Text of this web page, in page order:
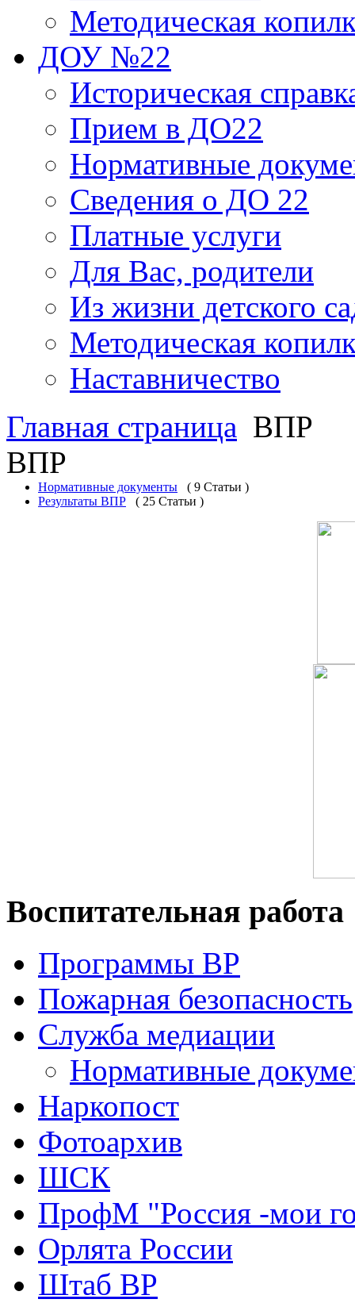
Методическая
ДОУ №22
Историческая
Прием в ДО22
Нормативные
Сведения о ДО 22
Платные услуги
Для Вас, родители
Из жизни детского
Методическая
Наставничество
Главная страница ВПР
ВПР
Нормативные документы
( 9 Статьи )
Результаты ВПР
( 25 Статьи )
Воспитательная работа
Программы ВР
Пожарная безопасность
Служба медиации
Нормативные
Наркопост
Фотоархив
ШСК
ПрофМ "Россия -мои
Орлята России
Штаб ВР